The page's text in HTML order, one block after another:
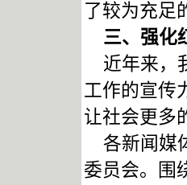
了较为充足
三、强化
近年来，
工作的宣传
让社会更多
各新闻媒
委员会。围